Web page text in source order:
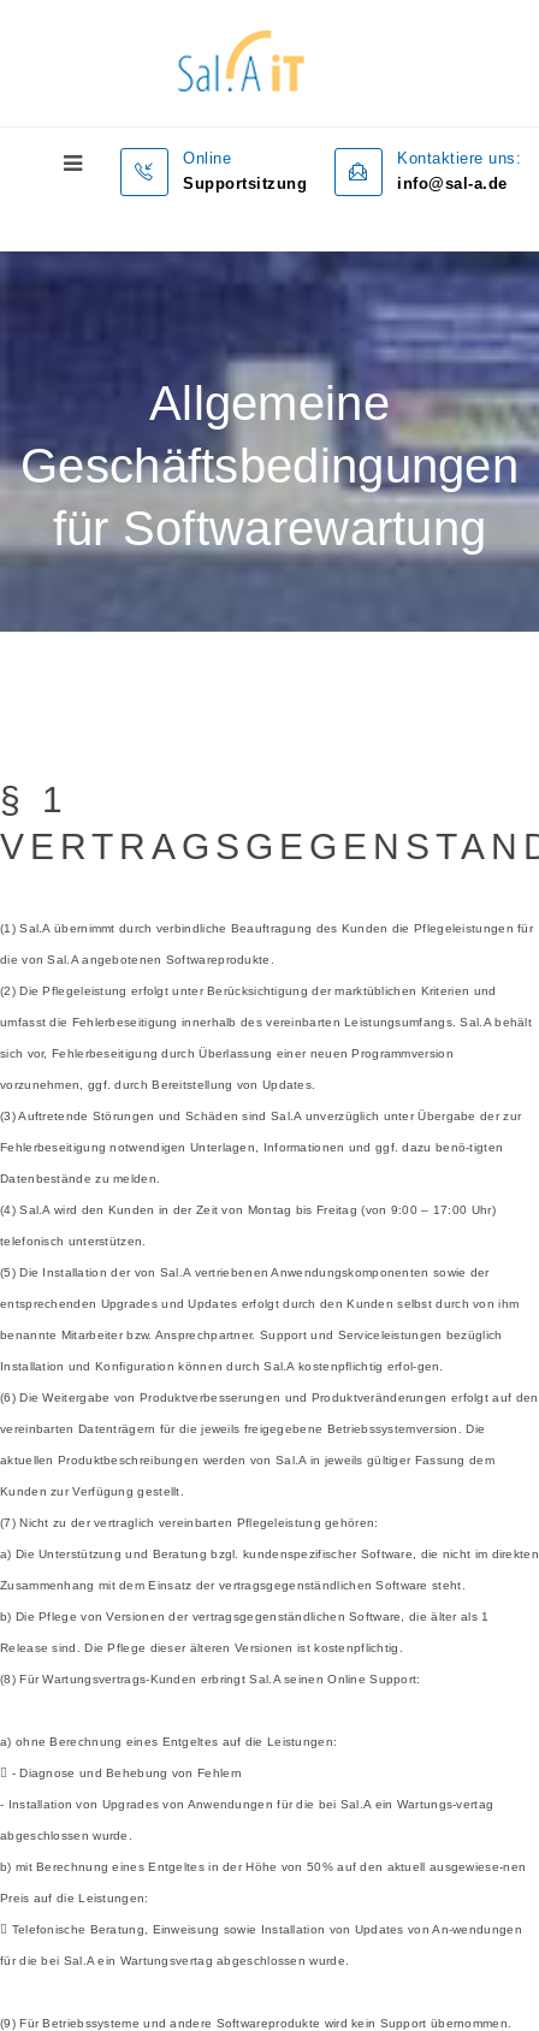
Online
Supportsitzung
Kontaktiere uns:
info@sal-a.de
Allgemeine
Geschäftsbedingungen
für Softwarewartung
§ 1
(1) Sal.A übernimmt durch verbindliche Beauftragung des Kunden die Pflegeleistungen für
die von Sal.A angebotenen Softwareprodukte.
(2) Die Pflegeleistung erfolgt unter Berücksichtigung der marktüblichen Kriterien und
umfasst die Fehlerbeseitigung innerhalb des vereinbarten Leistungsumfangs. Sal.A behält
sich vor, Fehlerbeseitigung durch Überlassung einer neuen Programmversion
vorzunehmen, ggf. durch Bereitstellung von Updates.
(3) Auftretende Störungen und Schäden sind Sal.A unverzüglich unter Übergabe der zur
Fehlerbeseitigung notwendigen Unterlagen, Informationen und ggf. dazu benö-tigten
Datenbestände zu melden.
(4) Sal.A wird den Kunden in der Zeit von Montag bis Freitag (von 9:00 – 17:00 Uhr)
telefonisch unterstützen.
(5) Die Installation der von Sal.A vertriebenen Anwendungskomponenten sowie der
entsprechenden Upgrades und Updates erfolgt durch den Kunden selbst durch von ihm
benannte Mitarbeiter bzw. Ansprechpartner. Support und Serviceleistungen bezüglich
Installation und Konfiguration können durch Sal.A kostenpflichtig erfol-gen.
(6) Die Weitergabe von Produktverbesserungen und Produktveränderungen erfolgt auf den
vereinbarten Datenträgern für die jeweils freigegebene Betriebssystemversion. Die
aktuellen Produktbeschreibungen werden von Sal.A in jeweils gültiger Fassung dem
Kunden zur Verfügung gestellt.
(7) Nicht zu der vertraglich vereinbarten Pflegeleistung gehören:
a) Die Unterstützung und Beratung bzgl. kundenspezifischer Software, die nicht im direkten
Zusammenhang mit dem Einsatz der vertragsgegenständlichen Software steht.
b) Die Pflege von Versionen der vertragsgegenständlichen Software, die älter als 1
Release sind. Die Pflege dieser älteren Versionen ist kostenpflichtig.
(8) Für Wartungsvertrags-Kunden erbringt Sal.A seinen Online Support:
a) ohne Berechnung eines Entgeltes auf die Leistungen:
 - Diagnose und Behebung von Fehlern
- Installation von Upgrades von Anwendungen für die bei Sal.A ein Wartungs-vertag
abgeschlossen wurde.
b) mit Berechnung eines Entgeltes in der Höhe von 50% auf den aktuell ausgewiese-nen
Preis auf die Leistungen:
 Telefonische Beratung, Einweisung sowie Installation von Updates von An-wendungen
für die bei Sal.A ein Wartungsvertag abgeschlossen wurde.
(9) Für Betriebssysteme und andere Softwareprodukte wird kein Support übernommen.